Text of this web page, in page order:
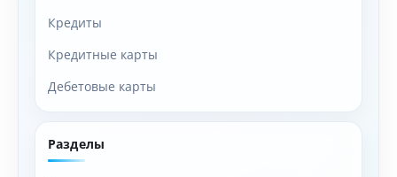
Кредиты
Кредитные карты
Дебетовые карты
Разделы